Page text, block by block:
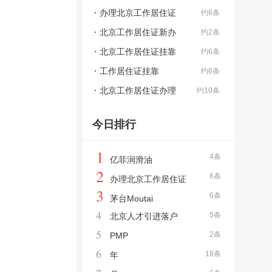
约6条
办理北京工作居住证
约2条
北京工作居住证新办
约6条
北京工作居住证挂靠
约6条
工作居住证挂靠
约10条
北京工作居住证办理
今日排行
4条
1 亿菲润滑油
6条
2 办理北京工作居住证
6条
3 茅台Moutai
5条
4 北京人才引进落户
2条
5 PMP
18条
6 年